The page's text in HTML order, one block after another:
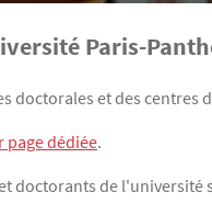
Paris-
doctorales et des centres
page dédiée.
doctorants de